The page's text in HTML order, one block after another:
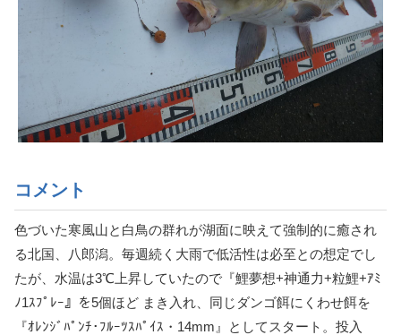
コメント
色づいた寒風山と白鳥の群れが湖面に映えて強制的に癒され
る北国、八郎潟。毎週続く大雨で低活性は必至との想定でし
たが、水温は3℃上昇していたので『鯉夢想+神通力+粒鯉+ｱﾐ
ﾉ1ｽﾌﾟﾚｰ』を5個ほど まき入れ、同じダンゴ餌にくわせ餌を
『ｵﾚﾝｼﾞﾊﾟﾝﾁ･ﾌﾙｰﾂｽﾊﾟｲｽ・14mm』としてスタート。投入